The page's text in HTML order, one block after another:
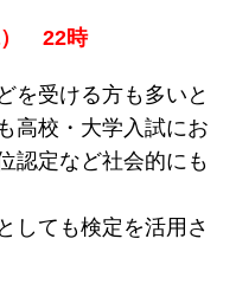
） 22時
を受ける方も多いと
高校・大学入試にお
認定など社会的にも
しても検定を活用さ